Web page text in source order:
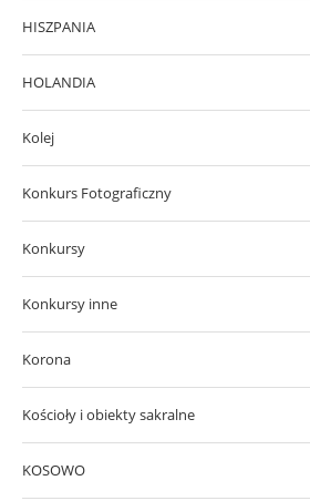
HISZPANIA
HOLANDIA
Kolej
Konkurs Fotograficzny
Konkursy
Konkursy inne
Korona
Kościoły i obiekty sakralne
KOSOWO